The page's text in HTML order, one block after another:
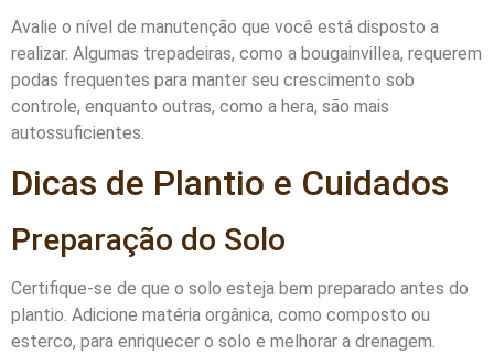
Avalie o nível de manutenção que você está disposto a
realizar. Algumas trepadeiras, como a bougainvillea, requerem
podas frequentes para manter seu crescimento sob
controle, enquanto outras, como a hera, são mais
autossuficientes.
Dicas de Plantio e Cuidados
Preparação do Solo
Certifique-se de que o solo esteja bem preparado antes do
plantio. Adicione matéria orgânica, como composto ou
esterco, para enriquecer o solo e melhorar a drenagem.